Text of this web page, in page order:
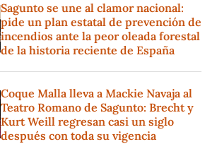
Sagunto se une al clamor nacional:
pide un plan estatal de prevención de
incendios ante la peor oleada forestal
de la historia reciente de España
Coque Malla lleva a Mackie Navaja al
Teatro Romano de Sagunto: Brecht y
Kurt Weill regresan casi un siglo
después con toda su vigencia